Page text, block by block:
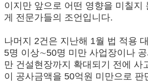
이지만 앞으로 어떤 영향을 미칠지
게 전문가들의 조언입니다.
나머지 2건은 지난해 1월 법 적용
5명 이상∼50명 미만 사업장이나 공
만 건설현장까지 확대되기 전에 사
이 공사금액을 50억원 미만으로 판